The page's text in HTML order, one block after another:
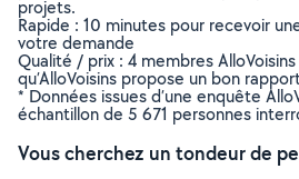
projets.
Rapide : 10 minutes pour recevoir
votre demande
Qualité / prix : 4 membres
qu’AlloVoisins propose un bon
* Données issues d’une enquête
échantillon de 5 671 personnes
Vous cherchez un tondeur de